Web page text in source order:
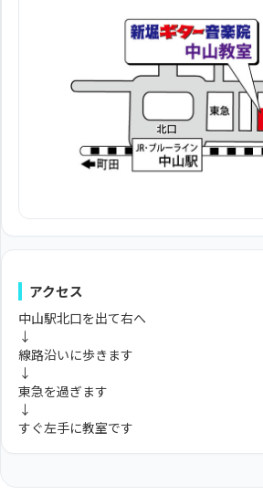
アクセス
中山駅北口を出て右へ
↓
線路沿いに歩きます
↓
東急を過ぎます
↓
すぐ左手に教室です